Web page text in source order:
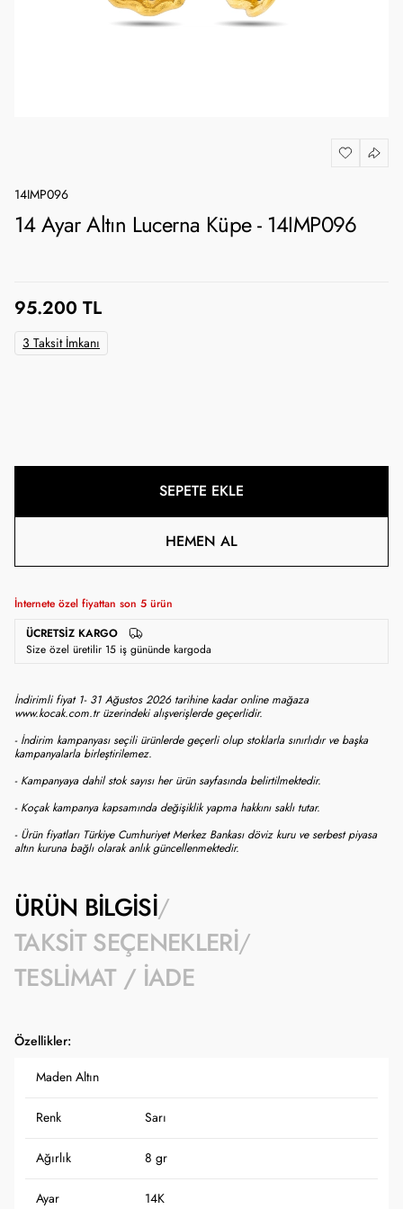
14IMP096
14 Ayar Altın Lucerna Küpe - 14IMP096
95.200 TL
3 Taksit İmkanı
SEPETE EKLE
HEMEN AL
İnternete özel fiyattan son 5 ürün
ÜCRETSIZ KARGO
Size özel üretilir 15 iş gününde kargoda
İndirimli fiyat 1- 31 Ağustos 2026 tarihine kadar online mağaza
www.kocak.com.tr üzerindeki alışverişlerde geçerlidir.
- İndirim kampanyası seçili ürünlerde geçerli olup stoklarla sınırlıdır ve başka
kampanyalarla birleştirilemez.
- Kampanyaya dahil stok sayısı her ürün sayfasında belirtilmektedir.
- Koçak kampanya kapsamında değişiklik yapma hakkını saklı tutar.
- Ürün fiyatları Türkiye Cumhuriyet Merkez Bankası döviz kuru ve serbest piyasa
altın kuruna bağlı olarak anlık güncellenmektedir.
ÜRÜN BILGISI
TAKSIT SEÇENEKLERI
TESLIMAT / İADE
Özellikler:
Maden Altın
Renk Sarı
Ağırlık 8 gr
Ayar 14K